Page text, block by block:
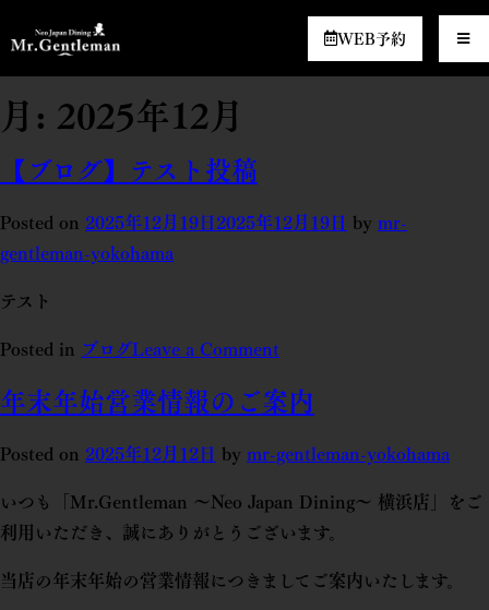
WEB予約
月: 2025年12月
【ブログ】テスト投稿
Posted on 2025年12月19日2025年12月19日 by mr-
gentleman-yokohama
テスト
Posted in ブログLeave a Comment
年末年始営業情報のご案内
Posted on 2025年12月12日 by mr-gentleman-yokohama
いつも「Mr.Gentleman 〜Neo Japan Dining〜 横浜店」をご
利用いただき、誠にありがとうございます。
当店の年末年始の営業情報につきましてご案内いたします。